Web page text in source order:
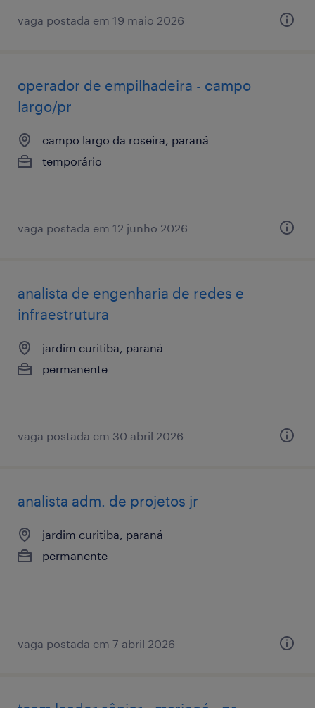
vaga postada em 19 maio 2026
operador de empilhadeira - campo
largo/pr
campo largo da roseira, paraná
temporário
vaga postada em 12 junho 2026
analista de engenharia de redes e
infraestrutura
jardim curitiba, paraná
permanente
vaga postada em 30 abril 2026
analista adm. de projetos jr
jardim curitiba, paraná
permanente
vaga postada em 7 abril 2026